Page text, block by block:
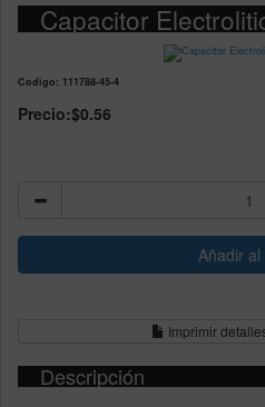
Capacitor
Codigo: 111788-45-4
Precio:$0.56
Imprimir
Descripción